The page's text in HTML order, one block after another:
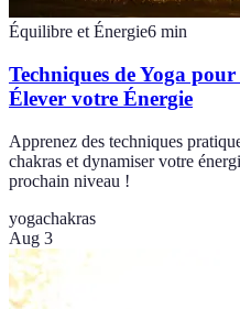
Équilibre et Énergie6 min
Techniques de Yoga
Élever votre Énergie
Apprenez des techniques
chakras et dynamiser votre
prochain niveau !
yogachakras
Aug 3